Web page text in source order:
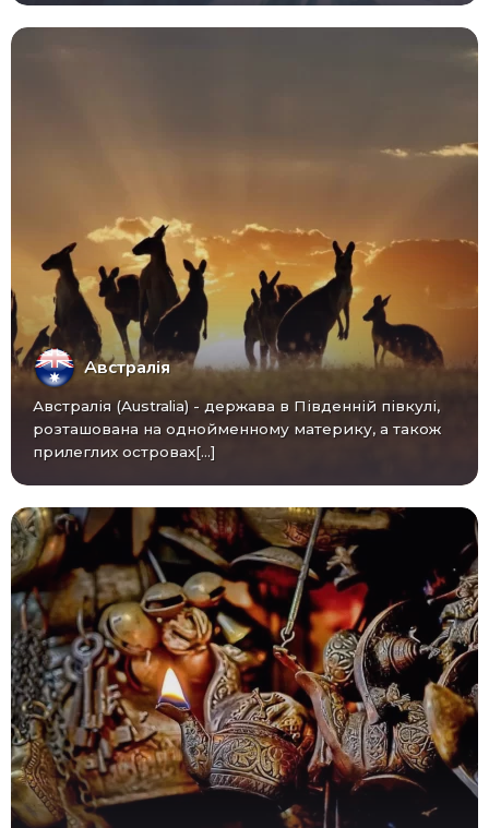
Австралія
Австралія (Australia) - ​​держава в Південній півкулі,
розташована на однойменному материку, а також
прилеглих островах[...]